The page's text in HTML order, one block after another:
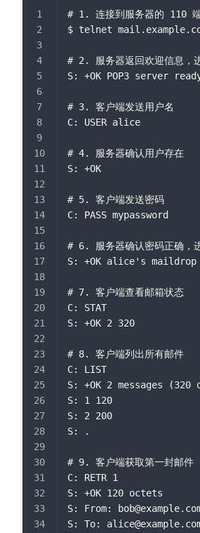
# 1. 连接到服务器的 110
$ telnet
# 2. 服务器返回欢迎信息，
S: +OK POP3 server
# 3. 客户端发送用户名
C: USER alice
# 4. 服务器确认用户存在
S: +OK
# 5. 客户端发送密码
C: PASS mypassword
# 6. 服务器确认密码正确，
S: +OK alice's maildrop
# 7. 客户端查看邮箱状态
C: STAT
S: +OK 2 320
# 8. 客户端列出所有邮件
C: LIST
S: +OK 2 messages (320
S: 1 120
S: 2 200
S: .
# 9. 客户端获取第一封邮件
C: RETR 1
S: +OK 120 octets
S: From:
S: To: